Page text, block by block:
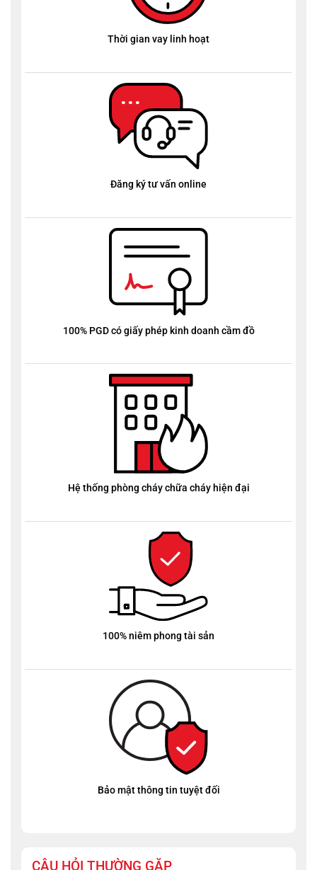
Thời gian vay linh hoạt
Đăng ký tư vấn online
100% PGD có giấy phép kinh doanh cầm đồ
Hệ thống phòng cháy chữa cháy hiện đại
100% niêm phong tài sản
Bảo mật thông tin tuyệt đối
CÂU HỎI THƯỜNG GẶP